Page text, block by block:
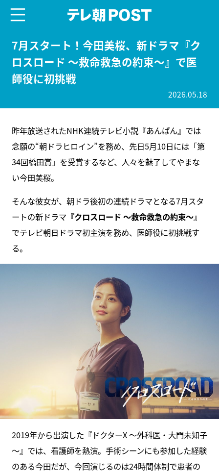
7月スタート！今田美桜、新ドラマ『ク
ロスロード ～救命救急の約束～』で医
師役に初挑戦
2026.05.18
昨年放送されたNHK連続テレビ小説『あんぱん』では
念願の“朝ドラヒロイン”を務め、先日5月10日には「第
34回橋田賞」を受賞するなど、人々を魅了してやまな
い今田美桜。
そんな彼女が、朝ドラ後初の連続ドラマとなる7月スタ
ートの新ドラマ 『クロスロード ～救命救急の約束～』
でテレビ朝日ドラマ初主演を務め、医師役に初挑戦す
る。
2019年から出演した『ドクターX ～外科医・大門未知子
～』では、看護師を熱演。手術シーンにも参加した経験
のある今田だが、今回演じるのは24時間体制で患者の